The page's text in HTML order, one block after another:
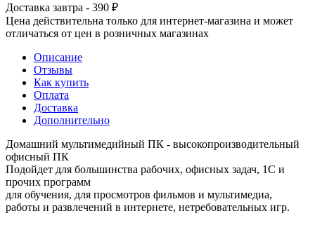
Доставка завтра - 390 ₽
Цена действительна только для интернет-магазина и может
отличаться от цен в розничных магазинах
Описание
Отзывы
Как купить
Оплата
Доставка
Дополнительно
Домашний мультимедийный ПК - высокопроизводительный
офисный ПК
Подойдет для большинства рабочих, офисных задач, 1С и
прочих программ
для обучения, для просмотров фильмов и мультимедиа,
работы и развлечений в интернете, нетребовательных игр.